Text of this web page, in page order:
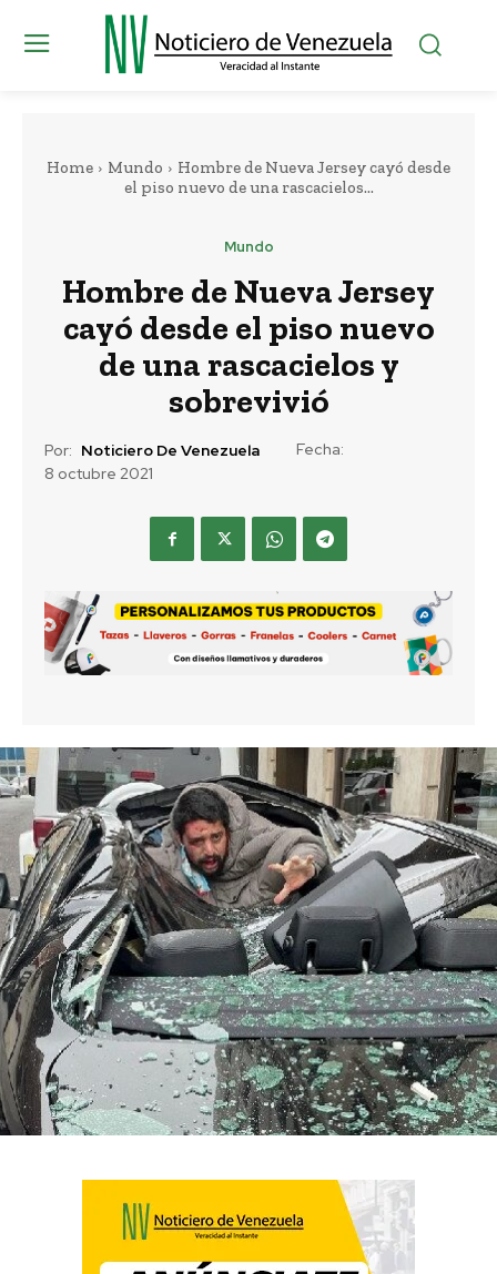
Home Mundo
Hombre de Nueva Jersey cayó desde
el piso nuevo de una rascacielos...
Mundo
Hombre de Nueva Jersey
cayó desde el piso nuevo
de una rascacielos y
sobrevivió
Por: Noticiero De Venezuela
Fecha:
8 octubre 2021